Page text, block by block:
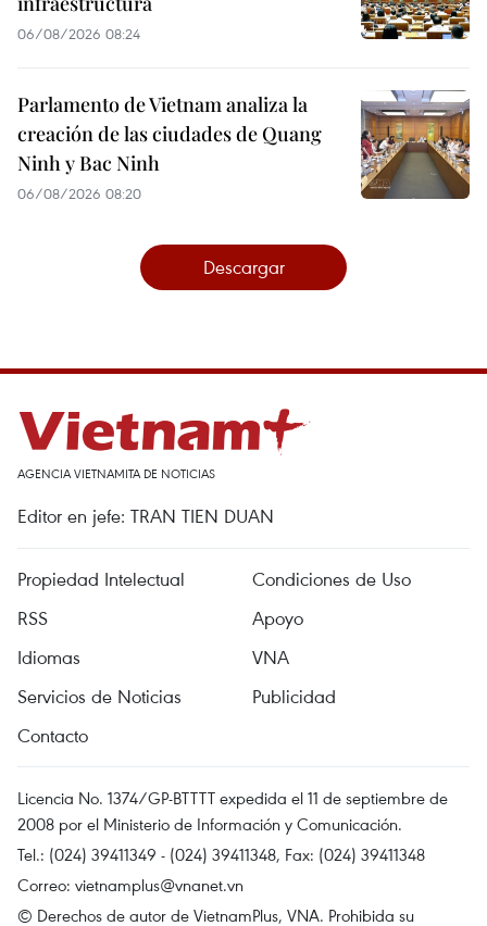
06/08/2026 08:24
Parlamento de Vietnam analiza la
creación de las ciudades de Quang
Ninh y Bac Ninh
06/08/2026 08:20
Descargar
AGENCIA VIETNAMITA DE NOTICIAS
Editor en jefe: TRAN TIEN DUAN
Propiedad Intelectual
Condiciones de Uso
RSS
Apoyo
Idiomas
VNA
Servicios de Noticias
Publicidad
Contacto
Licencia No. 1374/GP-BTTTT expedida el 11 de septiembre de
2008 por el Ministerio de Información y Comunicación.
Tel.: (024) 39411349 - (024) 39411348, Fax: (024) 39411348
Correo: vietnamplus@vnanet.vn
© Derechos de autor de VietnamPlus, VNA. Prohibida su